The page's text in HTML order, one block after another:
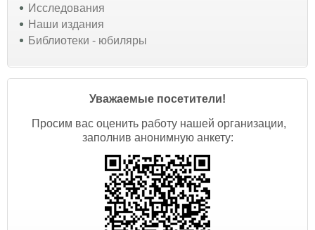
Исследования
Наши издания
Библиотеки - юбиляры
Уважаемые посетители!
Просим вас оценить работу нашей организации,
заполнив анонимную анкету: